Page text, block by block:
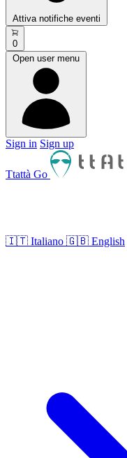
Attiva notifiche eventi
0
Open user menu
Sign in Sign up
Ttattà Go
🇮🇹 Italiano 🇬🇧 English